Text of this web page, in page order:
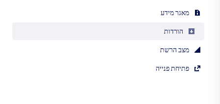
מאגר מידע
הורדות
מצב הרשת
פתיחת פנייה